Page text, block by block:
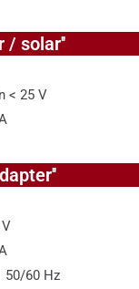
/ solar''
V
Hz